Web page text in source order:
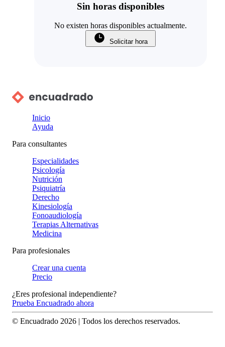
Sin horas disponibles
No existen horas disponibles actualmente.
Solicitar hora
Inicio
Ayuda
Para consultantes
Especialidades
Psicología
Nutrición
Psiquiatría
Derecho
Kinesiología
Fonoaudiología
Terapias Alternativas
Medicina
Para profesionales
Crear una cuenta
Precio
¿Eres profesional independiente?
Prueba Encuadrado ahora
© Encuadrado 2026 | Todos los derechos reservados.